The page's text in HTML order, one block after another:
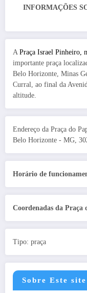
INFORMAÇÕES
A Praça Israel Pinheiro,
importante praça
Belo Horizonte, Minas
Curral, ao final da
altitude.
Endereço da Praça do
Belo Horizonte - MG,
Horário de
Coordenadas da Praça
Tipo: praça
Sobre Este site